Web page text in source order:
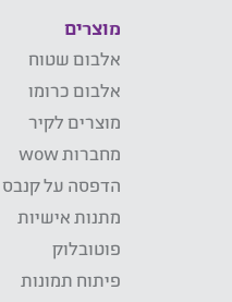
מוצרים
אלבום שטוח
אלבום כרומו
מוצרים לקיר
מחברות wow
הדפסה על קנבס
מתנות אישיות
פוטובלוק
פיתוח תמונות